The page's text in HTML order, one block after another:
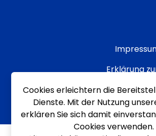
Erklärung
Cookies erleichtern die
Dienste. Mit der Nutzung
erklären Sie sich damit
Cookies verwenden.